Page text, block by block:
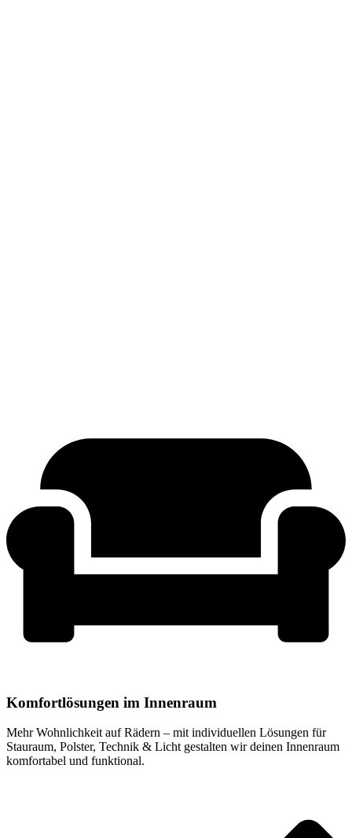
Komfortlösungen im Innenraum
Mehr Wohnlichkeit auf Rädern – mit individuellen Lösungen für
Stauraum, Polster, Technik & Licht gestalten wir deinen Innenraum
komfortabel und funktional.